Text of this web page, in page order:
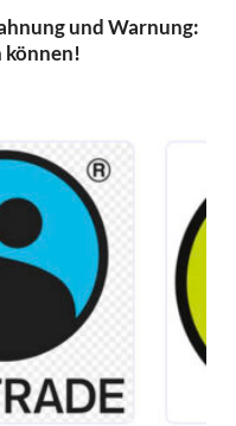
und Warnung:
können!